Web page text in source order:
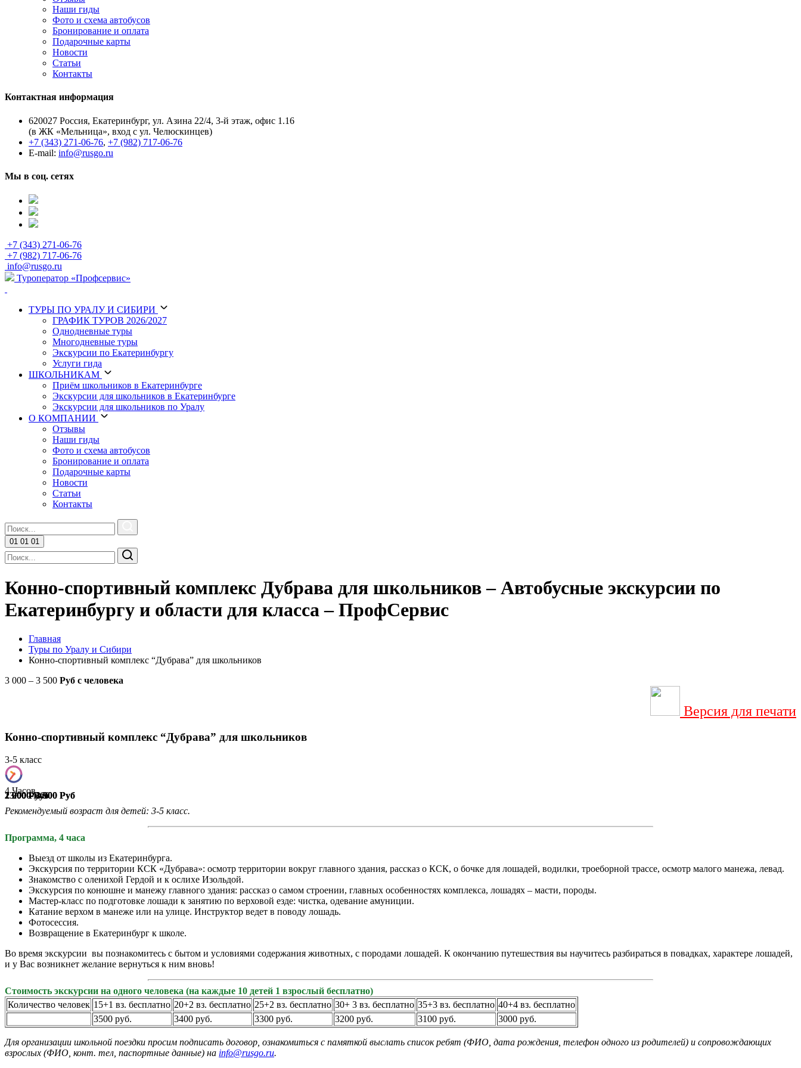
Наши гиды
Фото и схема автобусов
Бронирование и оплата
Подарочные карты
Новости
Статьи
Контакты
Контактная информация
620027 Россия, Екатеринбург, ул. Азина 22/4, 3-й этаж, офис 1.16
(в ЖК «Мельница», вход с ул. Челюскинцев)
+7 (343) 271-06-76, +7 (982) 717-06-76
E-mail: info@rusgo.ru
Мы в соц. сетях
+7 (343) 271-06-76
+7 (982) 717-06-76
info@rusgo.ru
Туроператор «Профсервис»
ТУРЫ ПО УРАЛУ И СИБИРИ
ГРАФИК ТУРОВ 2026/2027
Однодневные туры
Многодневные туры
Экскурсии по Екатеринбургу
Услуги гида
ШКОЛЬНИКАМ
Приём школьников в Екатеринбурге
Экскурсии для школьников в Екатеринбурге
Экскурсии для школьников по Уралу
О КОМПАНИИ
Отзывы
Наши гиды
Фото и схема автобусов
Бронирование и оплата
Подарочные карты
Новости
Статьи
Контакты
01 01 01
Конно-спортивный комплекс Дубрава для школьников – Автобусные экскурсии по
Екатеринбургу и области для класса – ПрофСервис
Главная
Туры по Уралу и Сибири
Конно-спортивный комплекс “Дубрава” для школьников
3 000 – 3 500 Руб с человека
Версия для печати
Конно-спортивный комплекс “Дубрава” для школьников
3-5 класс
4 Часов
Рекомендуемый возраст для детей: 3-5 класс.
Программа, 4 часа
Выезд от школы из Екатеринбурга.
Экскурсия по территории КСК «Дубрава»: осмотр территории вокруг главного здания, рассказ о КСК, о бочке для лошадей, водилки, троеборной трассе, осмотр малого манежа, левад.
Знакомство с оленихой Гердой и к ослихе Изольдой.
Экскурсия по конюшне и манежу главного здания: рассказ о самом строении, главных особенностях комплекса, лошадях – масти, породы.
Мастер-класс по подготовке лошади к занятию по верховой езде: чистка, одевание амуниции.
Катание верхом в манеже или на улице. Инструктор ведет в поводу лошадь.
Фотосессия.
Возвращение в Екатеринбург к школе.
Во время экскурсии вы познакомитесь с бытом и условиями содержания животных, с породами лошадей. К окончанию путешествия вы научитесь разбираться в повадках, характере лошадей,
и у Вас возникнет желание вернуться к ним вновь!
Стоимость экскурсии на одного человека (на каждые 10 детей 1 взрослый бесплатно)
Количество человек 15+1 вз. бесплатно 20+2 вз. бесплатно 25+2 вз. бесплатно 30+ 3 вз. бесплатно 35+3 вз. бесплатно 40+4 вз. бесплатно
3500 руб.
3400 руб. 3300 руб. 3200 руб. 3100 руб. 3000 руб.
Для организации школьной поездки просим подписать договор, ознакомиться с памяткой выслать список ребят (ФИО, дата рождения, телефон одного из родителей) и сопровождающих
взрослых (ФИО, конт. тел, паспортные данные) на info@rusgo.ru.
2 900 Руб
23 000 Руб
2 000 – 3 300 Руб
1 200 – 1 900 Руб